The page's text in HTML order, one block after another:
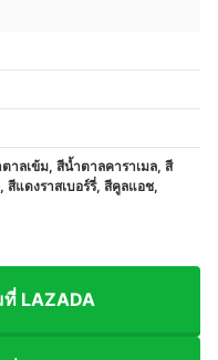
าลเข้ม, สีน้ำตาลคาราเมล, สี
สีแดงราสเบอร์รี่, สีคูลแอช,
ที่ LAZADA